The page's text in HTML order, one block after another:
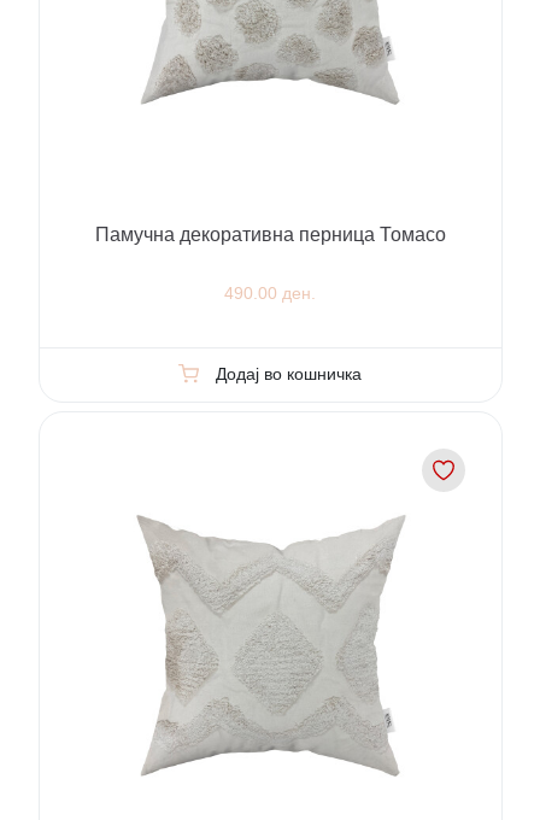
Памучна декоративна перница Томасо
490.00 ден.
Додај во кошничка